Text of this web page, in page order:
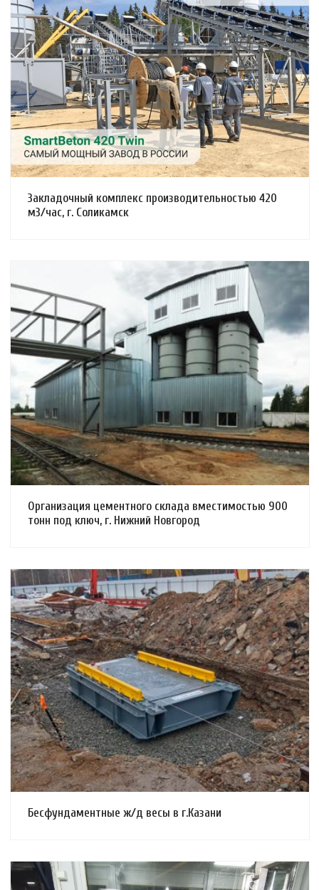
Смотреть проект
Закладочный комплекс производительностью 420
м3/час, г. Соликамск
Смотреть проект
Организация цементного склада вместимостью 900
тонн под ключ, г. Нижний Новгород
Смотреть проект
Бесфундаментные ж/д весы в г.Казани